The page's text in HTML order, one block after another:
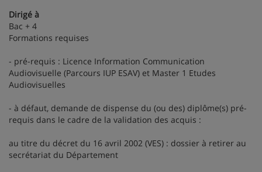
Dirigé à
Bac + 4
Formations requises
- pré-requis : Licence Information Communication
Audiovisuelle (Parcours IUP ESAV) et Master 1 Etudes
Audiovisuelles
- à défaut, demande de dispense du (ou des) diplôme(s) pré-
requis dans le cadre de la validation des acquis :
au titre du décret du 16 avril 2002 (VES) : dossier à retirer au
secrétariat du Département